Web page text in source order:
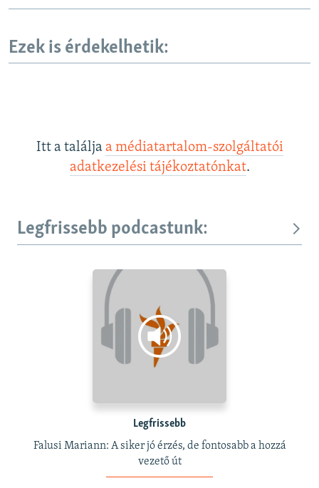
Ezek is érdekelhetik:
Itt a találja a médiatartalom-szolgáltatói
adatkezelési tájékoztatónkat.
Legfrissebb podcastunk:
Legfrissebb
Falusi Mariann: A siker jó érzés, de fontosabb a hozzá
vezető út